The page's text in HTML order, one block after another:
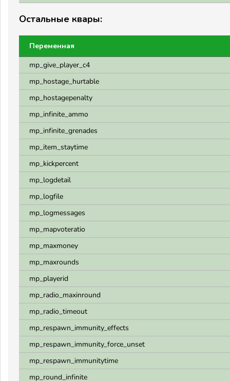
Остальные квары:
Переменная
mp_give_player_c4
mp_hostage_hurtable
mp_hostagepenalty
mp_infinite_ammo
mp_infinite_grenades
mp_item_staytime
mp_kickpercent
mp_logdetail
mp_logfile
mp_logmessages
mp_mapvoteratio
mp_maxmoney
mp_maxrounds
mp_playerid
mp_radio_maxinround
mp_radio_timeout
mp_respawn_immunity_effects
mp_respawn_immunity_force_unset
mp_respawn_immunitytime
mp_round_infinite